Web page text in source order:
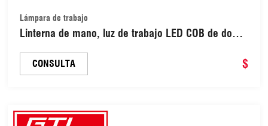
Lámpara de trabajo
Linterna de mano, luz de trabajo LED COB de doble
de emergencia para coche (OCA1005)
CONSULTA $